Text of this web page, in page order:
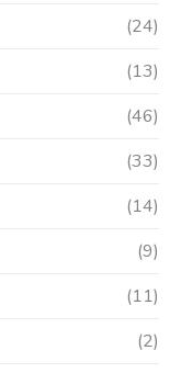
(24)
(13)
(46)
(33)
(14)
(9)
(11)
(2)